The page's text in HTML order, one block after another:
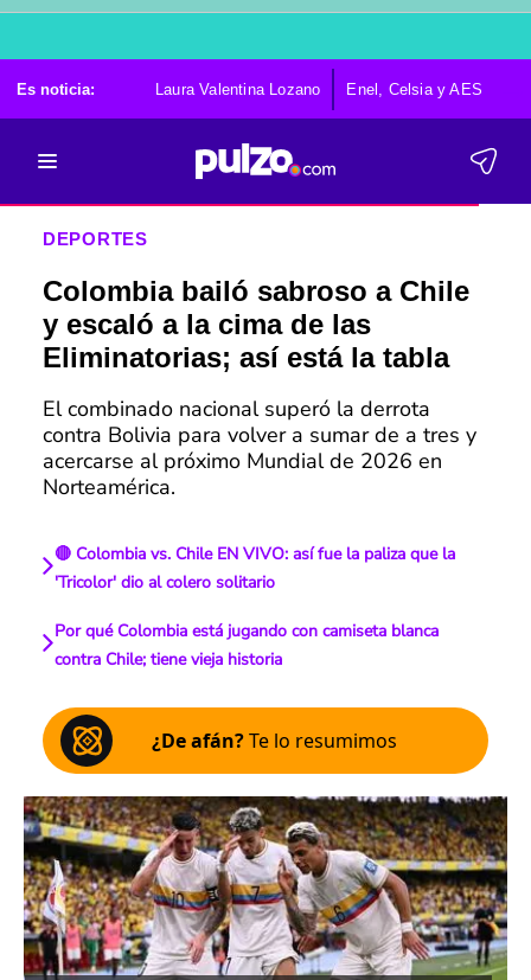
Es noticia: Laura Valentina Lozano Enel, Celsia y AES
DEPORTES
Colombia bailó sabroso a Chile
y escaló a la cima de las
Eliminatorias; así está la tabla
El combinado nacional superó la derrota
contra Bolivia para volver a sumar de a tres y
acercarse al próximo Mundial de 2026 en
Norteamérica.
🔴 Colombia vs. Chile EN VIVO: así fue la paliza que la
'Tricolor' dio al colero solitario
Por qué Colombia está jugando con camiseta blanca
contra Chile; tiene vieja historia
¿De afán?Te lo resumimos